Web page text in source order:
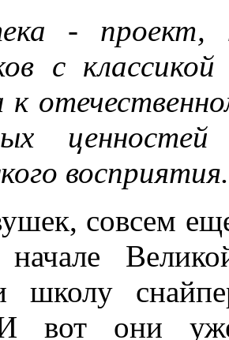
- проект,
с
к
восприятия.
совсем
школу
вот они